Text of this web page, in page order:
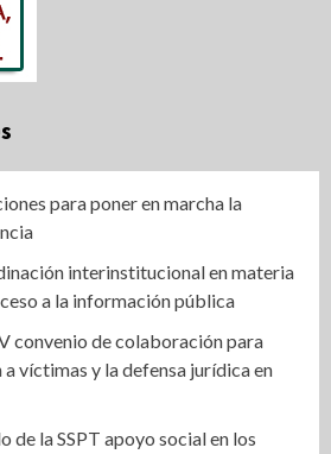
para poner en marcha la
interinstitucional en materia
a la información pública
convenio de colaboración para
víctimas y la defensa jurídica en
de la SSPT apoyo social en los